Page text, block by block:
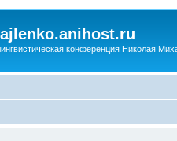
конференция Николая